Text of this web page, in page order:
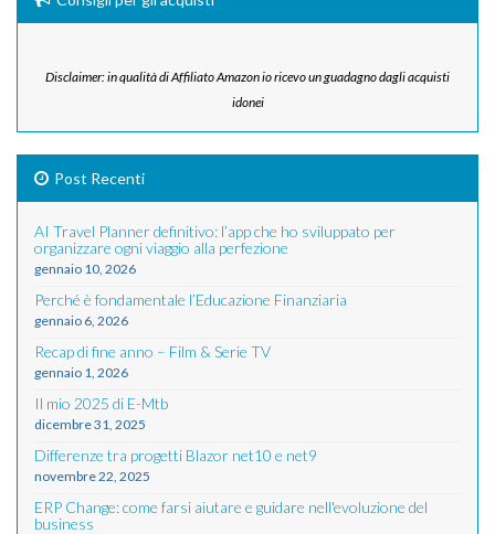
Disclaimer: in qualità di Affiliato Amazon io ricevo un guadagno dagli acquisti
idonei
Post Recenti
AI Travel Planner definitivo: l’app che ho sviluppato per
organizzare ogni viaggio alla perfezione
gennaio 10, 2026
Perché è fondamentale l’Educazione Finanziaria
gennaio 6, 2026
Recap di fine anno – Film & Serie TV
gennaio 1, 2026
Il mio 2025 di E-Mtb
dicembre 31, 2025
Differenze tra progetti Blazor net10 e net9
novembre 22, 2025
ERP Change: come farsi aiutare e guidare nell'evoluzione del
business